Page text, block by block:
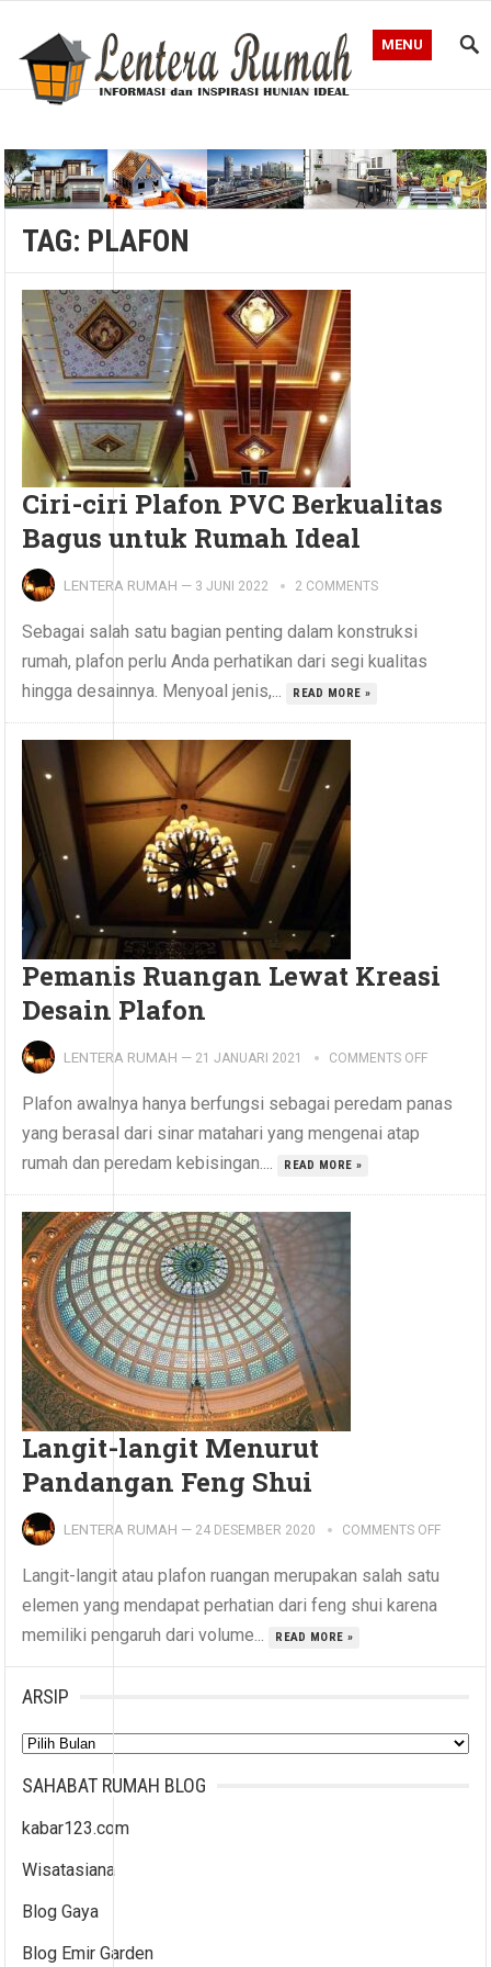
MENU
TAG: PLAFON
Ciri-ciri Plafon PVC Berkualitas
Bagus untuk Rumah Ideal
LENTERA RUMAH — 3 JUNI 2022 2 COMMENTS
Sebagai salah satu bagian penting dalam konstruksi
rumah, plafon perlu Anda perhatikan dari segi kualitas
hingga desainnya. Menyoal jenis,...
READ MORE »
Pemanis Ruangan Lewat Kreasi
Desain Plafon
LENTERA RUMAH — 21 JANUARI 2021 COMMENTS OFF
Plafon awalnya hanya berfungsi sebagai peredam panas
yang berasal dari sinar matahari yang mengenai atap
rumah dan peredam kebisingan....
READ MORE »
Langit-langit Menurut
Pandangan Feng Shui
LENTERA RUMAH — 24 DESEMBER 2020 COMMENTS OFF
Langit-langit atau plafon ruangan merupakan salah satu
elemen yang mendapat perhatian dari feng shui karena
memiliki pengaruh dari volume...
READ MORE »
ARSIP
Arsip
SAHABAT RUMAH BLOG
kabar123.com
Wisatasiana
Blog Gaya
Blog Emir Garden